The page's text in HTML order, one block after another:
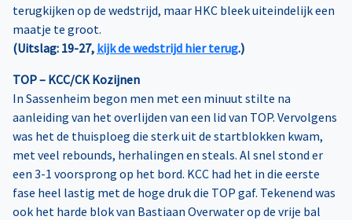
terugkijken op de wedstrijd, maar HKC bleek uiteindelijk een
maatje te groot.
(Uitslag: 19-27, kijk de wedstrijd hier terug.)
TOP – KCC/CK Kozijnen
In Sassenheim begon men met een minuut stilte na
aanleiding van het overlijden van een lid van TOP. Vervolgens
was het de thuisploeg die sterk uit de startblokken kwam,
met veel rebounds, herhalingen en steals. Al snel stond er
een 3-1 voorsprong op het bord. KCC had het in die eerste
fase heel lastig met de hoge druk die TOP gaf. Tekenend was
ook het harde blok van Bastiaan Overwater op de vrije bal